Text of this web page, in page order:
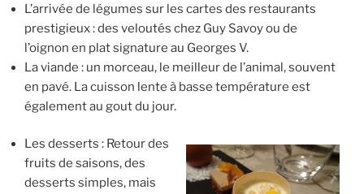
L’arrivée de légumes sur les cartes des restaurants
prestigieux : des veloutés chez Guy Savoy ou de
l’oignon en plat signature au Georges V.
La viande : un morceau, le meilleur de l’animal, souvent
en pavé. La cuisson lente à basse température est
également au gout du jour.
Les desserts : Retour des
fruits de saisons, des
desserts simples, mais